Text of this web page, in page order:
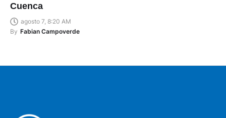
agosto 7, 8:20 AM
By
Fabian Campoverde